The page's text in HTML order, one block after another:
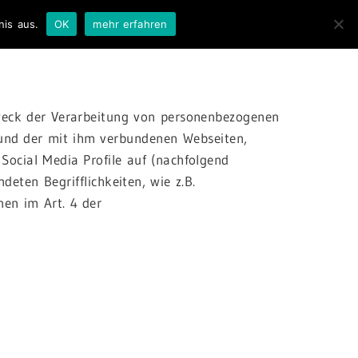
der Verarbeitung von personenbezogenen
der mit ihm verbundenen Webseiten,
Media Profile auf (nachfolgend
Begrifflichkeiten, wie z.B.
im Art. 4 der
aus. OK mehr erfahren